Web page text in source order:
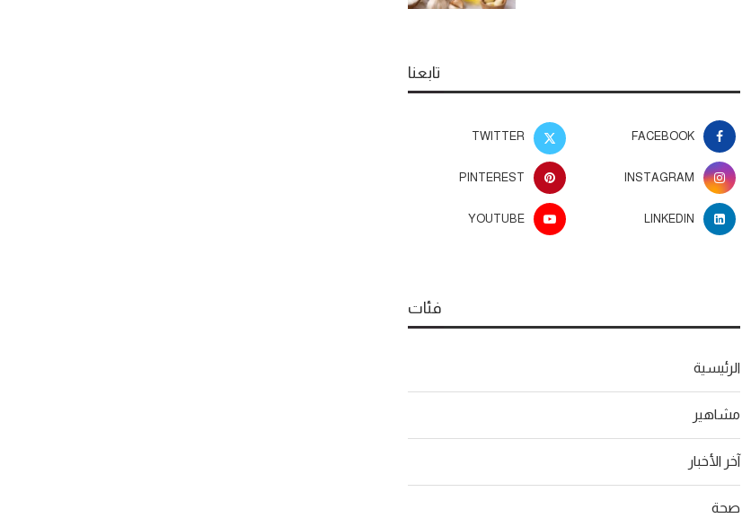
تابعنا
FACEBOOK
TWITTER
INSTAGRAM
PINTEREST
LINKEDIN
YOUTUBE
فئات
الرئيسية
مشاهير
آخر الأخبار
صحة